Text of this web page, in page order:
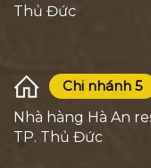
Thủ Đức
Chi nhánh 5
Nhà hàng Hà An
TP. Thủ Đức